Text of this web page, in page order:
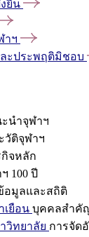
ยืน
าฯ
ะประพฤติมิชอบ
นำจุฬาฯ
วัติจุฬาฯ
จหลัก
100 ปี
อมูลและสถิติ
ยือน บุคคลสำคั
วิทยาลัย การจัด